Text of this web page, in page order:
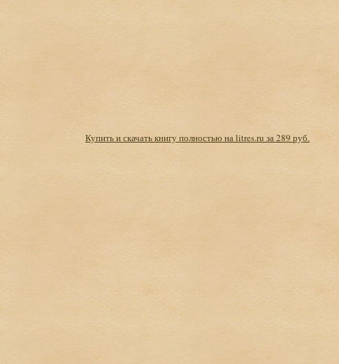
Купить и скачать книгу полностью на litres.ru за 289 руб.